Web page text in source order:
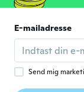
create
K
E-mailadresse
Send mig